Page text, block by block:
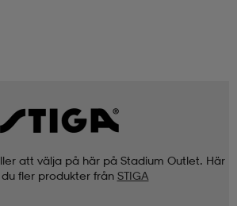
att välja på här på Stadium Outlet. Här
fler produkter från STIGA